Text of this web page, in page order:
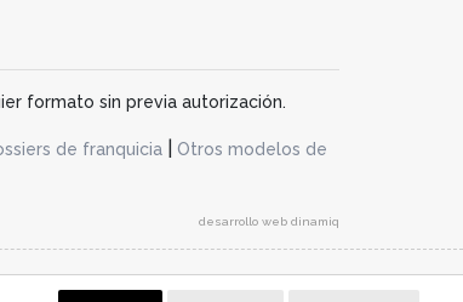
formato sin previa autorización.
de franquicia|
Otros modelos de
desarrollo web dinamiq